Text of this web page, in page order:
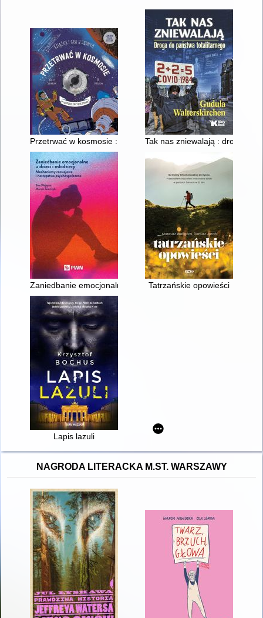
Przetrwać w kosmosie : książka i gra w jednym
Tak nas zniewalają : droga do
Zaniedbanie emocjonalne u dzieci i młodzieży : mechanizmy
Tatrzańskie opowieści
Lapis lazuli
NAGRODA LITERACKA M.ST. WARSZAWY